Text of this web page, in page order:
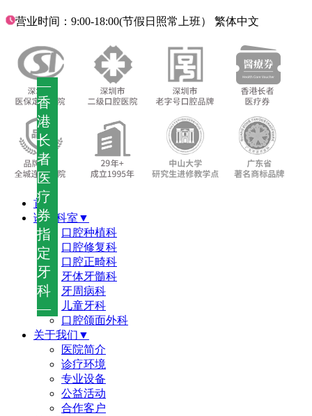
—
香
港
长
者
医
疗
券
指
定
牙
科
—
营业时间：9:00-18:00(节假日照常上班） 繁体中文
首页
诊疗科室▼
口腔种植科
口腔修复科
口腔正畸科
牙体牙髓科
牙周病科
儿童牙科
口腔颌面外科
关于我们▼
医院简介
诊疗环境
专业设备
公益活动
合作客户